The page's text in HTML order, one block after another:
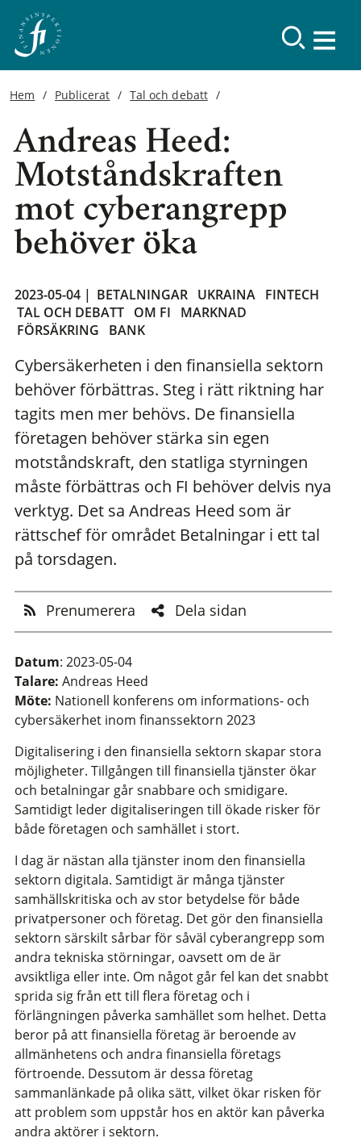
Hem Publicerat Tal och debatt
Andreas Heed:
Motståndskraften
mot cyberangrepp
behöver öka
2023-05-04 | BETALNINGAR UKRAINA FINTECH
TAL OCH DEBATT OM FI
MARKNAD
FÖRSÄKRING
BANK
Cybersäkerheten i den finansiella sektorn
behöver förbättras. Steg i rätt riktning har
tagits men mer behövs. De finansiella
företagen behöver stärka sin egen
motståndskraft, den statliga styrningen
måste förbättras och FI behöver delvis nya
verktyg. Det sa Andreas Heed som är
rättschef för området Betalningar i ett tal
på torsdagen.
Prenumerera Dela sidan
Datum: 2023-05-04
Talare: Andreas Heed
Möte: Nationell konferens om informations- och
cybersäkerhet inom finanssektorn 2023
Digitalisering i den finansiella sektorn skapar stora
möjligheter. Tillgången till finansiella tjänster ökar
och betalningar går snabbare och smidigare.
Samtidigt leder digitaliseringen till ökade risker för
både företagen och samhället i stort.
I dag är nästan alla tjänster inom den finansiella
sektorn digitala. Samtidigt är många tjänster
samhällskritiska och av stor betydelse för både
privatpersoner och företag. Det gör den finansiella
sektorn särskilt sårbar för såväl cyberangrepp som
andra tekniska störningar, oavsett om de är
avsiktliga eller inte. Om något går fel kan det snabbt
sprida sig från ett till flera företag och i
förlängningen påverka samhället som helhet. Detta
beror på att finansiella företag är beroende av
allmänhetens och andra finansiella företags
förtroende. Dessutom är dessa företag
sammanlänkade på olika sätt, vilket ökar risken för
att problem som uppstår hos en aktör kan påverka
andra aktörer i sektorn.